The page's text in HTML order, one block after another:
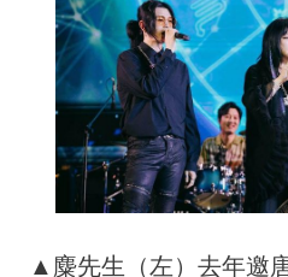
▲麋先生（左）去年邀